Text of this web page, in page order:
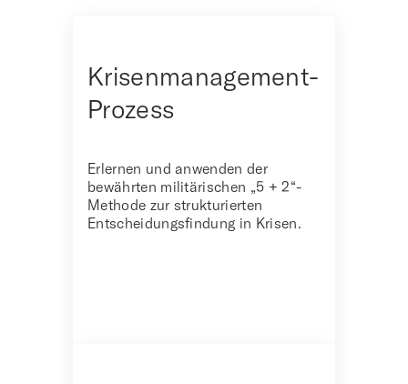
Krisenmanagement-
Prozess
Erlernen und anwenden der
bewährten militärischen „5 + 2“-
Methode zur strukturierten
Entscheidungsfindung in Krisen.